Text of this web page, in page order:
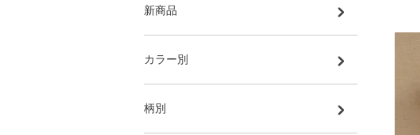
新商品
カラー別
柄別